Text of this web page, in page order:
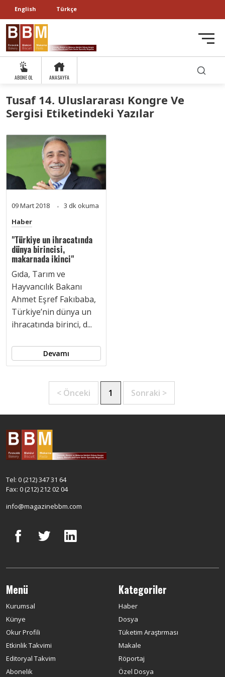
English Türkçe
ABONE OL ANASAYFA
Tusaf 14. Uluslararası Kongre Ve
Sergisi Etiketindeki Yazılar
09 Mart 2018
3 dk okuma
Haber
"Türkiye un ihracatında
dünya birincisi,
makarnada ikinci"
Gıda, Tarım ve
Hayvancılık Bakanı
Ahmet Eşref Fakıbaba,
Türkiye’nin dünya un
ihracatında birinci, d...
Devamı
< Önceki 1 Sonraki >
Tel: 0 (212) 347 31 64
Fax: 0 (212) 212 02 04
info@magazinebbm.com
Menü
Kurumsal
Künye
Okur Profili
Etkinlik Takvimi
Editoryal Takvim
Abonelik
Kategoriler
Haber
Dosya
Tüketim Araştırması
Makale
Röportaj
Özel Dosya